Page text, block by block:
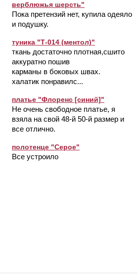
верблюжья шерсть"
Пока претензий нет, купила одеяло
и подушку.
туника "Т-014 (ментол)"
ткань достаточно плотная,сшито
аккуратно пошив
карманы в боковых швах.
халатик понравилс...
платье "Флоренс [синий]"
Не очень свободное платье, я
взяла на свой 48-й 50-й размер и
все отлично.
полотенце "Серое"
Все устроило